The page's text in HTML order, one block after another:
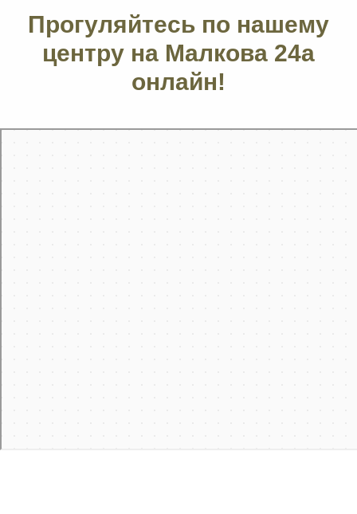
Прогуляйтесь по нашему
центру на Малкова 24а
онлайн!